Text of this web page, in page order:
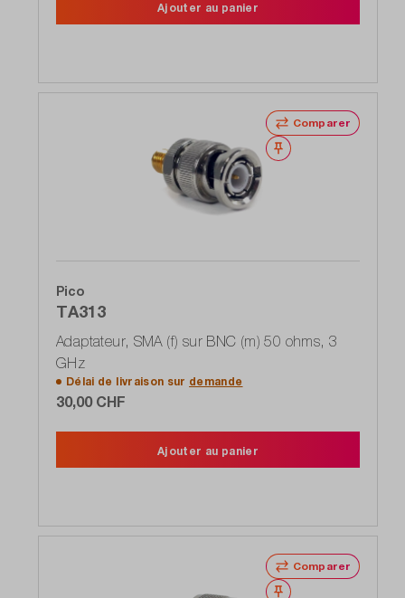
Ajouter au panier
Comparer
Noter
Pico
TA313
Adaptateur, SMA (f) sur BNC (m) 50 ohms, 3
GHz
Délai de livraison sur demande
30,00 CHF
Ajouter au panier
Comparer
Noter